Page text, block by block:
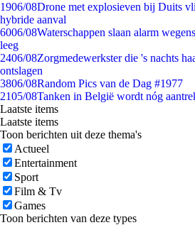
1906/08Drone met explosieven bij Duits
hybride aanval
6006/08Waterschappen slaan alarm
leeg
2406/08Zorgmedewerkster die 's nachts
ontslagen
3806/08Random Pics van de Dag #1977
2105/08Tanken in België wordt nóg
Laatste items
Laatste items
Toon berichten uit deze thema's
Actueel
Entertainment
Sport
Film & Tv
Games
Toon berichten van deze types